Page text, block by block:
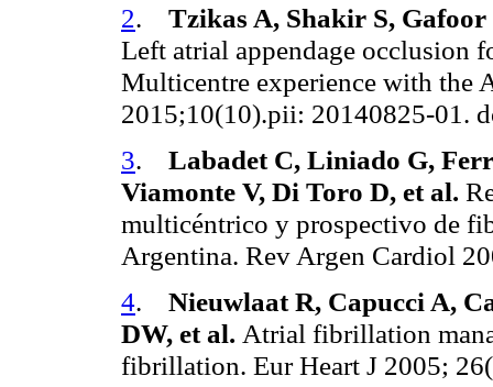
2. Tzikas A, Shakir S,
Left atrial appendage occlusion
Multicentre experience with the
2015;10(10).pii: 20140825-01.
3. Labadet C, Liniado G,
Viamonte V, Di Toro D, et al.
multicéntrico y prospectivo de
Argentina. Rev Argen Cardiol
4. Nieuwlaat R, Capucci A,
DW, et al. Atrial fibrillation
fibrillation. Eur Heart J 2005;